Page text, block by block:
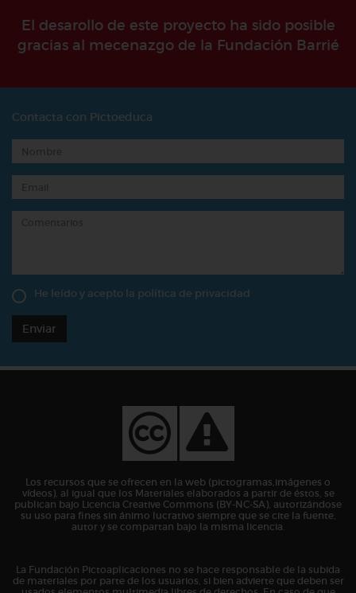
El desarollo de este proyecto ha sido posible
gracias al mecenazgo de la Fundación Barrié
Contacta con Pictoeduca
He leído y acepto la política de privacidad
Enviar
Los recursos que se ofrecen en la web (pictogramas,imágenes o
vídeos), al igual que los Materiales elaborados a partir de éstos, se
publican bajo Licencia Creative Commons (BY-NC-SA), autorizándose
su uso para fines sin ánimo lucrativo siempre que se cite la fuente,
autor y se compartan bajo la misma licencia.
La Fundación Pictoaplicaciones no se hace responsable de la subida
de materiales por parte de los usuarios, si bien advierte que deben ser